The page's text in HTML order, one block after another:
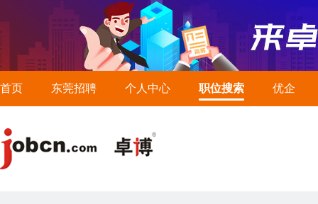
首页 东莞招聘 个人中心 职位搜索 优企